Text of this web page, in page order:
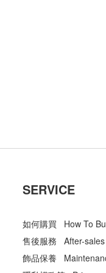
SERVICE
如何購買 How To
售後服務 After-
飾品保養